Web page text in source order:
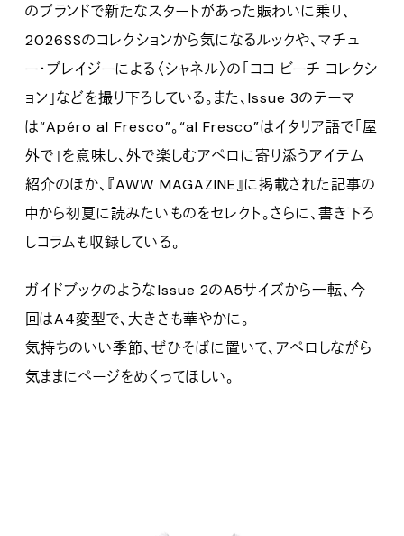
のブランドで新たなスタートがあった賑わいに乗り、
2026SSのコレクションから気になるルックや、マチュ
ー・ブレイジーによる〈シャネル〉の「ココ ビーチ コレクシ
ョン」などを撮り下ろしている。また、Issue 3のテーマ
は“Apéro al Fresco”。“al Fresco”はイタリア語で「屋
外で」を意味し、外で楽しむアペロに寄り添うアイテム
紹介のほか、『AWW MAGAZINE』に掲載された記事の
中から初夏に読みたいものをセレクト。さらに、書き下ろ
しコラムも収録している。
ガイドブックのようなIssue 2のA5サイズから一転、今
回はA4変型で、大きさも華やかに。
気持ちのいい季節、ぜひそばに置いて、アペロしながら
気ままにページをめくってほしい。